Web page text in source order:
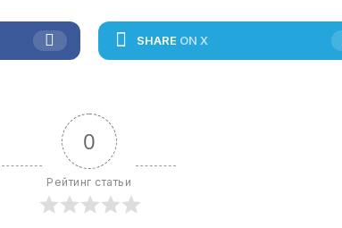
SHARE ON X
0
Рейтинг статьи